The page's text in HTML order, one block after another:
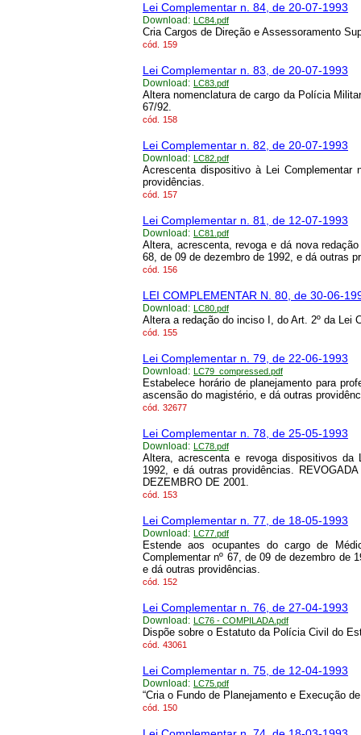
Lei Complementar n. 84, de 20-07-1993
Download: LC84.pdf
Cria Cargos de Direção e Assessoramento
cód. 159
Lei Complementar n. 83, de 20-07-1993
Download: LC83.pdf
Altera nomenclatura de cargo da Polícia
67/92.
cód. 158
Lei Complementar n. 82, de 20-07-1993
Download: LC82.pdf
Acrescenta dispositivo à Lei
providências.
cód. 157
Lei Complementar n. 81, de 12-07-1993
Download: LC81.pdf
Altera, acrescenta, revoga e dá nova
68, de 09 de dezembro de 1992, e dá outras
cód. 156
LEI COMPLEMENTAR N. 80, de 30-06-
Download: LC80.pdf
Altera a redação do inciso I, do Art. 2º da Lei
cód. 155
Lei Complementar n. 79, de 22-06-1993
Download: LC79_compressed.pdf
Estabelece horário de planejamento para
ascensão do magistério, e dá outras
cód. 32677
Lei Complementar n. 78, de 25-05-1993
Download: LC78.pdf
Altera, acrescenta e revoga dispositivos da
1992, e dá outras providências.
DEZEMBRO DE 2001.
cód. 153
Lei Complementar n. 77, de 18-05-1993
Download: LC77.pdf
Estende aos ocupantes do cargo de
Complementar nº 67, de 09 de dezembro de
e dá outras providências.
cód. 152
Lei Complementar n. 76, de 27-04-1993
Download: LC76 - COMPILADA.pdf
Dispõe sobre o Estatuto da Polícia Civil do
cód. 43061
Lei Complementar n. 75, de 12-04-1993
Download: LC75.pdf
“Cria o Fundo de Planejamento e Execução
cód. 150